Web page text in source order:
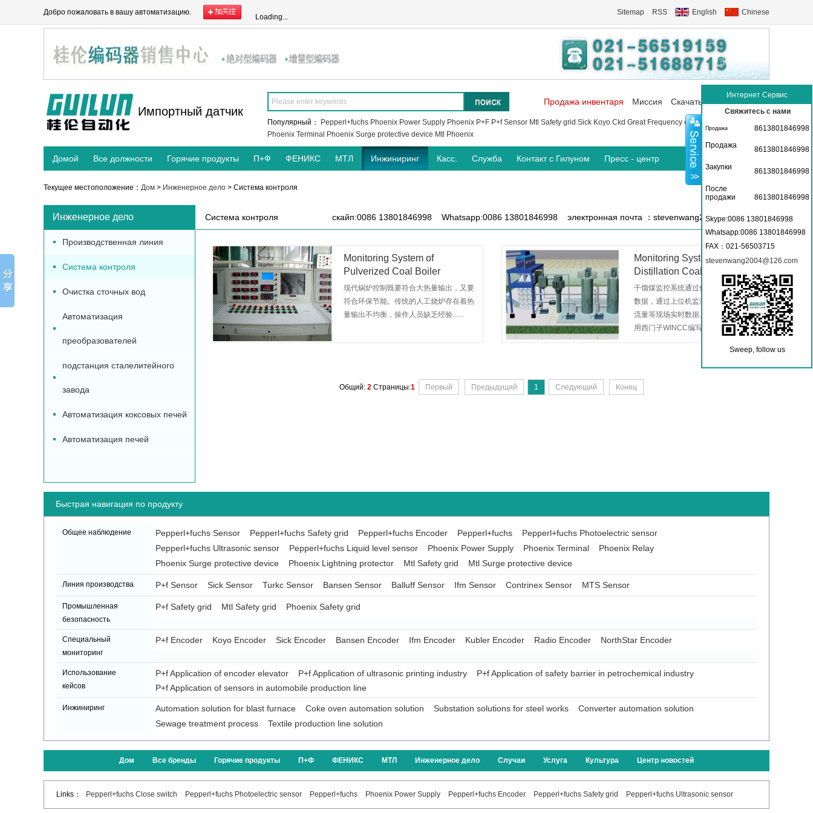
Добро пожаловать в вашу автоматизацию.
Loading...
Sitemap RSS English Chinese
Импортный датчик
Продажа инвентаря Миссия Скачать Коммуникация
Популярный： Pepperl+fuchs Phoenix Power Supply Phoenix P+F P+f Sensor Mtl Safety grid Sick Koyo Ckd Great Frequency converter
Phoenix Terminal Phoenix Surge protective device Mtl Phoenix
Домой Все должности Горячие продукты П+Ф ФЕНИКС МТЛ Инжиниринг Касс. Служба Контакт с Гилуном Пресс - центр
Текущее местоположение： Дом > Инженерное дело > Система контроля
Инженерное дело
Производственная линия
Система контроля
Очистка сточных вод
Автоматизация
преобразователей
подстанция сталелитейного
завода
Автоматизация коксовых печей
Автоматизация печей
Система контроля скайп:0086 13801846998 Whatsapp:0086 13801846998 электронная почта ：stevenwang2004@126.com
Monitoring System of
Pulverized Coal Boiler
现代锅炉控制既要符合大热量输出，又要
符合环保节能。传统的人工烧炉存在着热
量输出不均衡，操作人员缺乏经验......
Monitoring System for Dry
Distillation Coal
干馏煤监控系统通过传感器实时采集现场
数据，通过上位机监测锅炉温度、压力、
流量等现场实时数据。上位机监控软件采
用西门子WINCC编写......
Общий: 2 Страницы:1 Первый Предыдущий 1 Следующий Конец
Быстрая навигация по продукту
Общее наблюдение Pepperl+fuchs Sensor Pepperl+fuchs Safety grid Pepperl+fuchs Encoder Pepperl+fuchs
Pepperl+fuchs Photoelectric sensor
Pepperl+fuchs Ultrasonic sensor
Pepperl+fuchs Liquid level sensor Phoenix Power Supply Phoenix Terminal
Phoenix Relay
Phoenix Surge protective device
Phoenix Lightning protector Mtl Safety grid Mtl Surge protective device
Линия производства P+f Sensor Sick Sensor Turkc Sensor Bansen Sensor Balluff Sensor Ifm Sensor Contrinex Sensor MTS Sensor
Промышленная
безопасность
P+f Safety grid Mtl Safety grid Phoenix Safety grid
Специальный
мониторинг
P+f Encoder Koyo Encoder Sick Encoder Bansen Encoder Ifm Encoder Kubler Encoder Radio Encoder NorthStar Encoder
Использование
кейсов
P+f Application of encoder elevator P+f Application of ultrasonic printing industry
P+f Application of safety barrier in petrochemical industry
P+f Application of sensors in automobile production line
Инжиниринг Automation solution for blast furnace Coke oven automation solution Substation solutions for steel works
Converter automation solution
Sewage treatment process
Textile production line solution
Дом Все бренды Горячие продукты П+Ф ФЕНИКС МТЛ Инженерное дело Случаи Услуга Культура Центр новостей
Links： Pepperl+fuchs Close switch Pepperl+fuchs Photoelectric sensor Pepperl+fuchs Phoenix Power Supply Pepperl+fuchs Encoder Pepperl+fuchs Safety grid Pepperl+fuchs Ultrasonic sensor
Интернет Сервис
Свяжитесь с нами
Продажа
8613801846998
Продажа
8613801846998
Закупки 8613801846998
После
продажи
8613801846998
Skype:0086 13801846998
Whatsapp:0086 13801846998
FAX ：021-56503715
stevenwang2004@126.com
Sweep, follow us